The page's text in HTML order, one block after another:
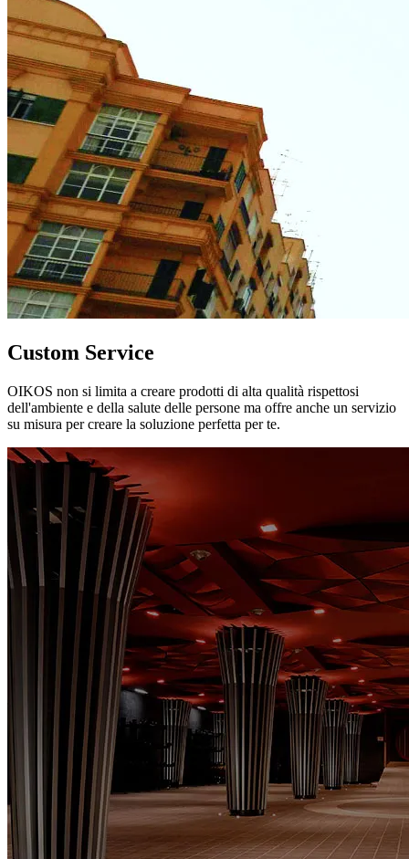
Custom Service
OIKOS non si limita a creare prodotti di alta qualità rispettosi
dell'ambiente e della salute delle persone ma offre anche un servizio
su misura per creare la soluzione perfetta per te.